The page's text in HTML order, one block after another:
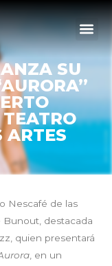
SU
ARTES
Nescafé de las
destacada
quien presentará
, en un